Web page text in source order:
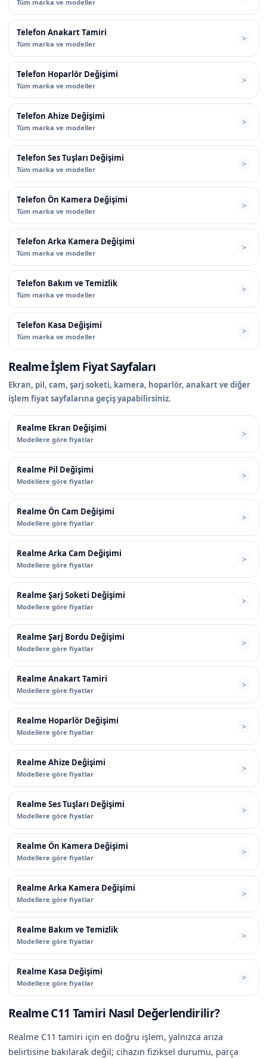
Tüm marka ve modeller
Telefon Anakart Tamiri
Tüm marka ve modeller
Telefon Hoparlör Değişimi
Tüm marka ve modeller
Telefon Ahize Değişimi
Tüm marka ve modeller
Telefon Ses Tuşları Değişimi
Tüm marka ve modeller
Telefon Ön Kamera Değişimi
Tüm marka ve modeller
Telefon Arka Kamera Değişimi
Tüm marka ve modeller
Telefon Bakım ve Temizlik
Tüm marka ve modeller
Telefon Kasa Değişimi
Tüm marka ve modeller
Realme İşlem Fiyat Sayfaları
Ekran, pil, cam, şarj soketi, kamera, hoparlör, anakart ve diğer
işlem fiyat sayfalarına geçiş yapabilirsiniz.
Realme Ekran Değişimi
Modellere göre fiyatlar
Realme Pil Değişimi
Modellere göre fiyatlar
Realme Ön Cam Değişimi
Modellere göre fiyatlar
Realme Arka Cam Değişimi
Modellere göre fiyatlar
Realme Şarj Soketi Değişimi
Modellere göre fiyatlar
Realme Şarj Bordu Değişimi
Modellere göre fiyatlar
Realme Anakart Tamiri
Modellere göre fiyatlar
Realme Hoparlör Değişimi
Modellere göre fiyatlar
Realme Ahize Değişimi
Modellere göre fiyatlar
Realme Ses Tuşları Değişimi
Modellere göre fiyatlar
Realme Ön Kamera Değişimi
Modellere göre fiyatlar
Realme Arka Kamera Değişimi
Modellere göre fiyatlar
Realme Bakım ve Temizlik
Modellere göre fiyatlar
Realme Kasa Değişimi
Modellere göre fiyatlar
Realme C11 Tamiri Nasıl Değerlendirilir?
Realme C11 tamiri için en doğru işlem, yalnızca arıza
belirtisine bakılarak değil; cihazın fiziksel durumu, parça